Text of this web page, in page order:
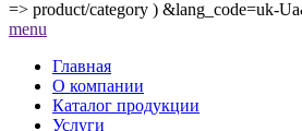
=> product/category ) &lang_code=uk-
menu
Главная
О компании
Каталог продукции
Услуги